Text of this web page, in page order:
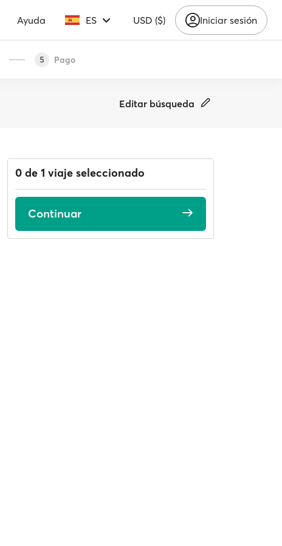
Ayuda ES USD ($) Iniciar sesión
5 Pago
Editar búsqueda
0 de 1 viaje seleccionado
Continuar